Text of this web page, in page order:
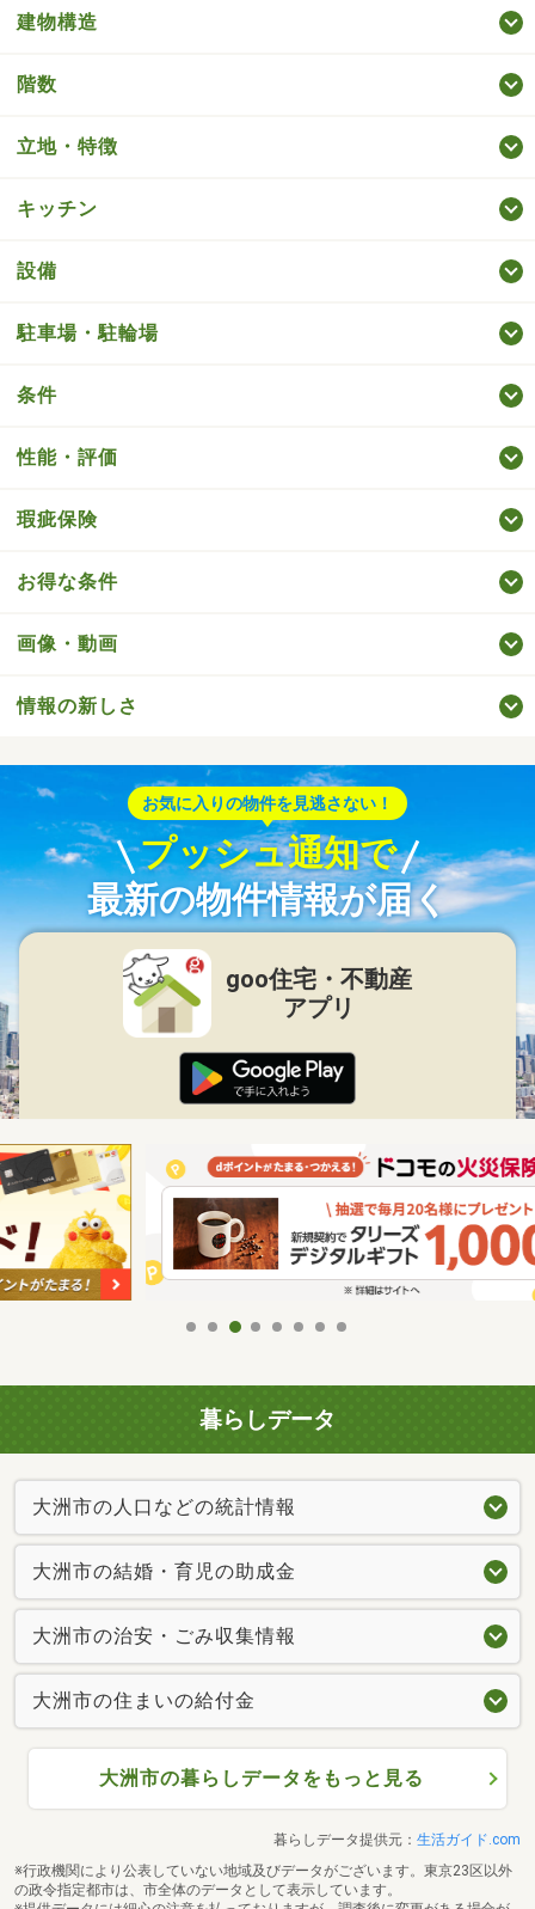
建物構造
階数
立地・特徴
キッチン
設備
駐車場・駐輪場
条件
性能・評価
瑕疵保険
お得な条件
画像・動画
情報の新しさ
お気に入りの物件を見逃さない！
プッシュ通知で
最新の物件情報が届く
goo住宅・不動産
アプリ
暮らしデータ
大洲市の人口などの統計情報
大洲市の結婚・育児の助成金
大洲市の治安・ごみ収集情報
大洲市の住まいの給付金
大洲市の暮らしデータをもっと見る
暮らしデータ提供元： 生活ガイド.com
※行政機関により公表していない地域及びデータがございます。東京23区以外
の政令指定都市は、市全体のデータとして表示しています。